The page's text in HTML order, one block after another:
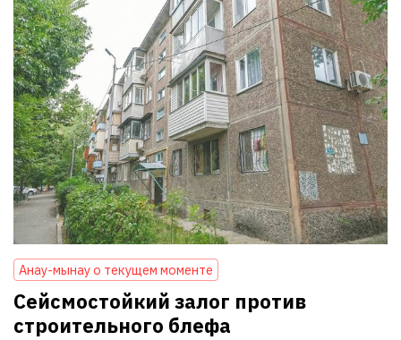
Анау-мынау о текущем моменте
Сейсмостойкий залог против
строительного блефа